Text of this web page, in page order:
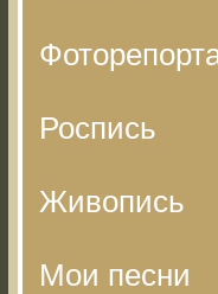
Роспись
Живопись
Мои песни